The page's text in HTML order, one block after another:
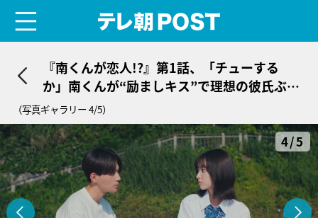
『南くんが恋人!?』第1話、「チューする
か」南くんが“励ましキス”で理想の彼氏ぶり
発揮！
（写真ギャラリー 4/5）
4/5